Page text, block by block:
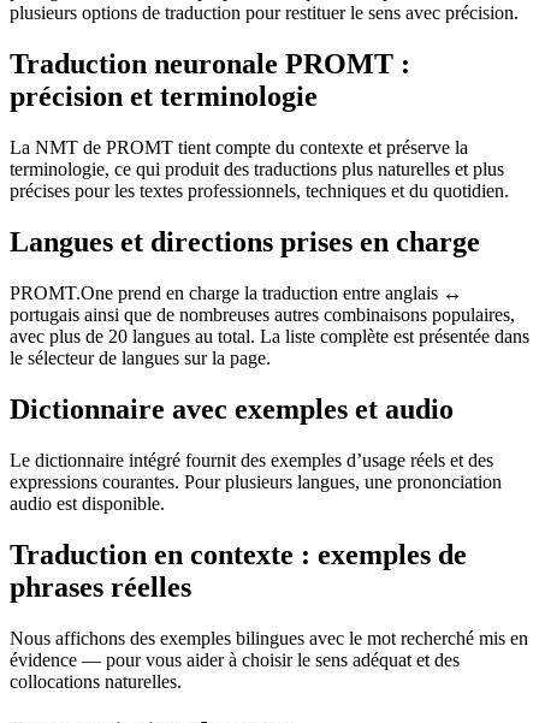
plusieurs options de traduction pour restituer le sens avec précision.
Traduction neuronale PROMT :
précision et terminologie
La NMT de PROMT tient compte du contexte et préserve la
terminologie, ce qui produit des traductions plus naturelles et plus
précises pour les textes professionnels, techniques et du quotidien.
Langues et directions prises en charge
PROMT.One prend en charge la traduction entre anglais ↔
portugais ainsi que de nombreuses autres combinaisons populaires,
avec plus de 20 langues au total. La liste complète est présentée dans
le sélecteur de langues sur la page.
Dictionnaire avec exemples et audio
Le dictionnaire intégré fournit des exemples d’usage réels et des
expressions courantes. Pour plusieurs langues, une prononciation
audio est disponible.
Traduction en contexte : exemples de
phrases réelles
Nous affichons des exemples bilingues avec le mot recherché mis en
évidence — pour vous aider à choisir le sens adéquat et des
collocations naturelles.